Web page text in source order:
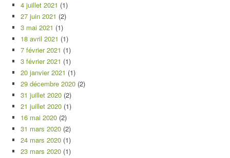
4 juillet 2021 (1)
27 juin 2021 (2)
3 mai 2021 (1)
18 avril 2021 (1)
7 février 2021 (1)
3 février 2021 (1)
20 janvier 2021 (1)
29 décembre 2020 (2)
31 juillet 2020 (2)
21 juillet 2020 (1)
16 mai 2020 (2)
31 mars 2020 (2)
24 mars 2020 (1)
23 mars 2020 (1)